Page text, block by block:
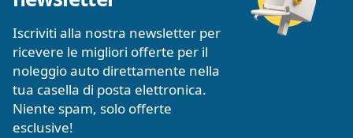
Iscriviti alla nostra newsletter per
ricevere le migliori offerte per il
noleggio auto direttamente nella
tua casella di posta elettronica.
Niente spam, solo offerte
esclusive!